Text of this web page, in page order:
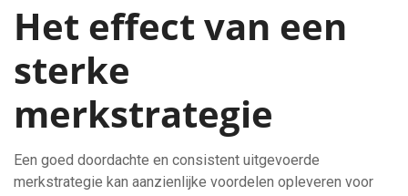
Het effect van een
sterke
merkstrategie
Een goed doordachte en consistent uitgevoerde
merkstrategie kan aanzienlijke voordelen opleveren voor